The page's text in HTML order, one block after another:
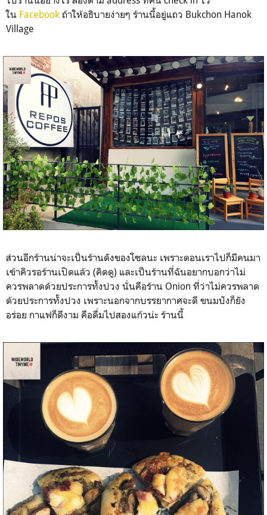
ใน Facebook ถ้าให้อธิบายง่ายๆ ร้านนี้อยู่แถว Bukchon Hanok
Village
ส่วนอีกร้านน่าจะเป็นร้านดังของโซลนะ เพราะตอนเราไปก็มีคนมา
เข้าคิวรอร้านเปิดแล้ว (คิดดู) และเป็นร้านที่ฉันอยากบอกว่าไม่
ควรพลาดด้วยประการทั้งปวง นั่นคือร้าน Onion ที่ว่าไม่ควรพลาด
ด้วยประการทั้งปวง เพราะนอกจากบรรยากาศจะดี ขนมปังก็ยัง
อร่อย กาแฟก็ดีงาม คือดื่มไปสองแก้วน่ะ ร้านนี้